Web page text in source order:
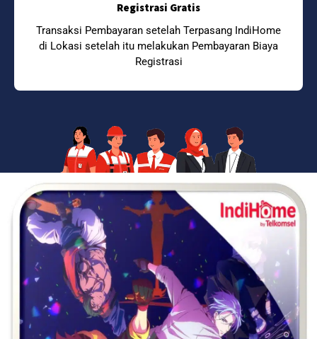
Registrasi Gratis
Transaksi Pembayaran setelah Terpasang IndiHome
di Lokasi setelah itu melakukan Pembayaran Biaya
Registrasi